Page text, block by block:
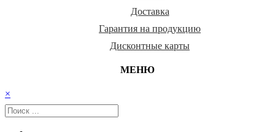
Доставка
Гарантия на продукцию
Дисконтные карты
МЕНЮ
×